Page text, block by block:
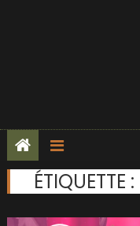
ÉTIQUETTE :